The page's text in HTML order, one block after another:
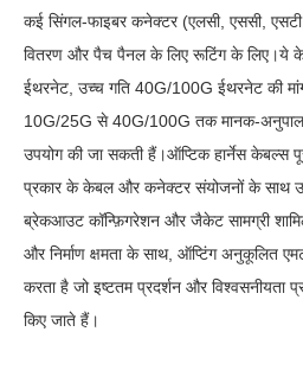
कई सिंगल-फाइबर कनेक्टर (एलसी, एससी,
वितरण और पैच पैनल के लिए रूटिंग के लिए।ये
ईथरनेट, उच्च गति 40G/100G ईथरनेट की
10G/25G से 40G/100G तक मानक-
उपयोग की जा सकती हैं।ऑप्टिक हार्नेस केबल्स
प्रकार के केबल और कनेक्टर संयोजनों के साथ
ब्रेकआउट कॉन्फ़िगरेशन और जैकेट सामग्री
और निर्माण क्षमता के साथ, ऑप्टिंग अनुकूलित
करता है जो इष्टतम प्रदर्शन और विश्वसनीयता
किए जाते हैं।